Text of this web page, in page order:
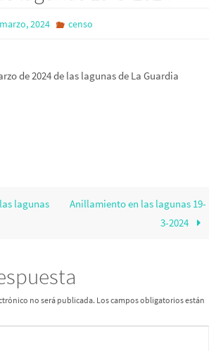
2024 censo
de 2024 de las lagunas de La Guardia
lagunas
Anillamiento en las lagunas 19-
3-2024
no será publicada. Los campos obligatorios están